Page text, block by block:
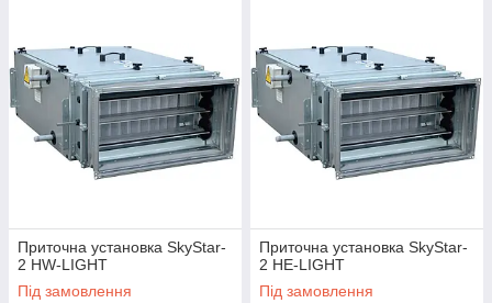
Приточна установка SkyStar-
2 HW-LIGHT
Під замовлення
Приточна установка SkyStar-
2 HE-LIGHT
Під замовлення